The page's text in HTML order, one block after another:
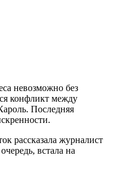
невозможно без
конфликт между
Последняя
рассказала журналист
встала на